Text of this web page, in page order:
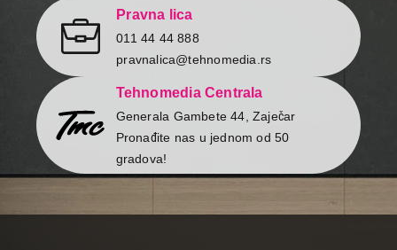
Pravna lica
011 44 44 888
pravnalica@tehnomedia.rs
Tehnomedia Centrala
Generala Gambete 44, Zaječar
Pronađite nas u jednom od 50
gradova!